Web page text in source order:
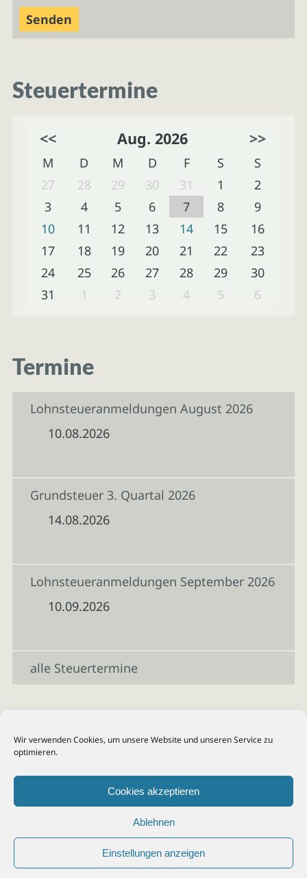
Wir verwenden Cookies, um unsere Website und unseren Service zu
optimieren.
Cookies akzeptieren
Ablehnen
Einstellungen anzeigen
Steuertermine
<< Aug. 2026 >>
M D M D F S
S
27
28 29 30 31 1
2
3
4 5 6 7 8
9
10
11 12 13 14 15
16
17
18 19 20 21 22
23
24
25 26 27 28 29
30
31
1 2 3 4 5 6
Termine
Lohnsteueranmeldungen August 2026
10.08.2026
Grundsteuer 3. Quartal 2026
14.08.2026
Lohnsteueranmeldungen September 2026
10.09.2026
alle Steuertermine